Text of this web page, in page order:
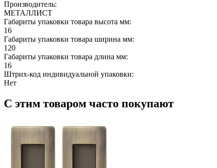
Производитель:
МЕТАЛЛИСТ
Габариты упаковки товара высота мм:
16
Габариты упаковки товара ширина мм:
120
Габариты упаковки товара длина мм:
16
Штрих-код индивидуальной упаковки:
Нет
С этим товаром часто покупают